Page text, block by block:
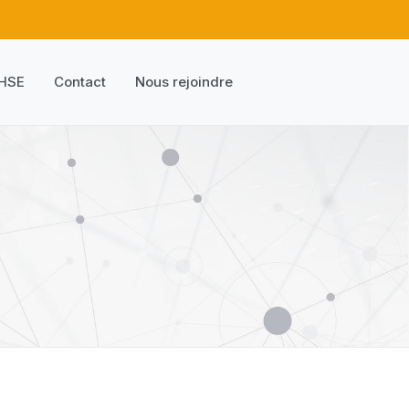
Contact Nous rejoindre